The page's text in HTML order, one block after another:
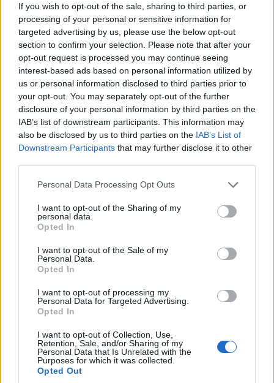
If you wish to opt-out of the sale, sharing to third parties, or
processing of your personal or sensitive information for
targeted advertising by us, please use the below opt-out
section to confirm your selection. Please note that after your
opt-out request is processed you may continue seeing
interest-based ads based on personal information utilized by
us or personal information disclosed to third parties prior to
your opt-out. You may separately opt-out of the further
disclosure of your personal information by third parties on the
IAB’s list of downstream participants. This information may
also be disclosed by us to third parties on the IAB’s List of
Downstream Participants that may further disclose it to other
Please note that this website/app uses one or more Google
not limited to your visit or usage behaviour. You may click to
grant or deny consent to Google and its third-party tags to
use your data for below specified purposes in below Google
consent section.
Personal Data Processing Opt Outs
I want to opt-out of the Sharing of my
personal data.
Opted In
I want to opt-out of the Sale of my
Personal Data.
Opted In
I want to opt-out of processing my
Personal Data for Targeted Advertising.
Opted In
I want to opt-out of Collection, Use,
Retention, Sale, and/or Sharing of my
Personal Data that Is Unrelated with the
Purposes for which it was collected.
Opted Out
przyczepnością. Z kolei zjazd z niemal 40-
stopniowego stoku okazał się przysłowiową kaszką z
mleczkiem dzięki systemowi utrzymującemu stałą
prędkość przy poruszaniu się po pochyłości, z
jednoczesnym automatycznym dohamowywaniem.
Zobacz 51 zdjęć
Scout otrzymał również tryb Offroad, znany
między innymi z Volkswagena Tiguana . Co on
Otóż skrzynia operuje głównie na
pierwszym biegu, korzystając z pełnego